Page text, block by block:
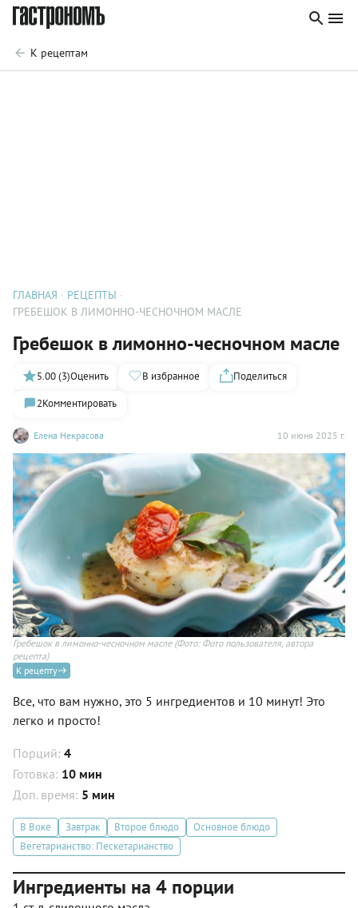
К рецептам
ГЛАВНАЯ
РЕЦЕПТЫ
ГРЕБЕШОК В ЛИМОННО-ЧЕСНОЧНОМ МАСЛЕ
Гребешок в лимонно-чесночном масле
Елена Некрасова 10 июня 2025 г.
5.00 (3)Оценить В избранное
Поделиться
2Комментировать
Гребешок в лимонно-чесночном масле(Фото: Фото пользователя, автора
рецепта)
К рецепту
Все, что вам нужно, это 5 ингредиентов и 10 минут! Это
легко и просто!
Порций: 4
Готовка: 10 мин
Доп. время: 5 мин
В Воке Завтрак Второе блюдо
Основное блюдо
Вегетарианство: Пескетарианство
Ингредиенты на 4 порции